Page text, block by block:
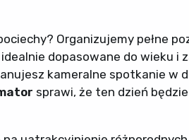
Organizujemy pełne
dopasowane do wieku i
kameralne spotkanie w
sprawi, że ten dzień